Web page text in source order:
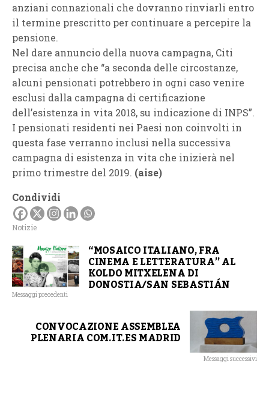
anziani connazionali che dovranno rinviarli entro
il termine prescritto per continuare a percepire la
pensione.
Nel dare annuncio della nuova campagna, Citi
precisa anche che “a seconda delle circostanze,
alcuni pensionati potrebbero in ogni caso venire
esclusi dalla campagna di certificazione
dell’esistenza in vita 2018, su indicazione di INPS”.
I pensionati residenti nei Paesi non coinvolti in
questa fase verranno inclusi nella successiva
campagna di esistenza in vita che inizierà nel
primo trimestre del 2019. (aise)
Condividi
Notizie
“MOSAICO ITALIANO, FRA
CINEMA E LETTERATURA” AL
KOLDO MITXELENA DI
DONOSTIA/SAN SEBASTIÁN
Messaggi precedenti
CONVOCAZIONE ASSEMBLEA
PLENARIA COM.IT.ES MADRID
Messaggi successivi